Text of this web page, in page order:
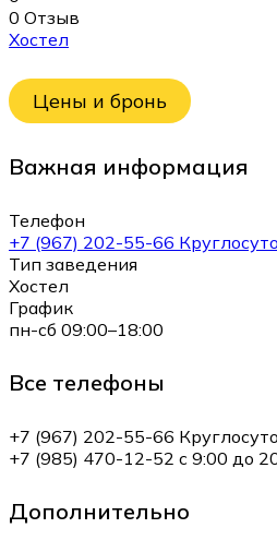
0 Отзыв
Хостел
Цены и бронь
Важная информация
Телефон
+7 (967) 202-55-66
Тип заведения
Хостел
График
пн-сб 09:00–18:00
Все телефоны
+7 (967) 202-55-66
+7 (985) 470-12-52 с 9:00 до
Дополнительно